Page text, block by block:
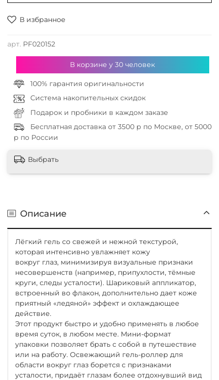
В избранное
арт. PF020152
В корзине у30 человек
100% гарантия оригинальности
Система накопительных скидок
Подарок и пробники в каждом заказе
Бесплатная доставка от 3500 р по Москве, от 5000
р по России
Выбрать
Описание
Лёгкий гель со свежей и нежной текстурой,
которая интенсивно увлажняет кожу
вокруг глаз, минимизируя визуальные признаки
несовершенств (например, припухлости, тёмные
круги, следы усталости). Шариковый аппликатор,
встроенный во флакон, дополнительно дает коже
приятный «ледяной» эффект и охлаждающее
действие.
Этот продукт быстро и удобно применять в любое
время суток, в любом месте. Мини-формат
упаковки позволяет брать с собой в путешествие
или на работу. Освежающий гель-роллер для
области вокруг глаз борется с признаками
усталости, придаёт глазам более отдохнувший вид